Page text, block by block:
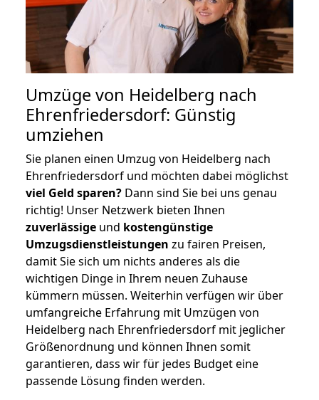
Umzüge von Heidelberg nach
Ehrenfriedersdorf: Günstig
umziehen
Sie planen einen Umzug von Heidelberg nach
Ehrenfriedersdorf und möchten dabei möglichst
viel Geld sparen? Dann sind Sie bei uns genau
richtig! Unser Netzwerk bieten Ihnen
zuverlässige und kostengünstige
Umzugsdienstleistungen zu fairen Preisen,
damit Sie sich um nichts anderes als die
wichtigen Dinge in Ihrem neuen Zuhause
kümmern müssen. Weiterhin verfügen wir über
umfangreiche Erfahrung mit Umzügen von
Heidelberg nach Ehrenfriedersdorf mit jeglicher
Größenordnung und können Ihnen somit
garantieren, dass wir für jedes Budget eine
passende Lösung finden werden.